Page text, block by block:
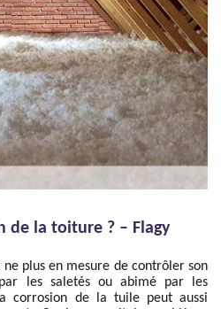
de la toiture ? – Flagy
plus en mesure de contrôler son
les saletés ou abimé par les
corrosion de la tuile peut aussi